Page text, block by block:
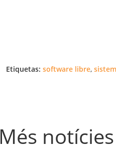
Etiquetas: software libre,
Més notícies